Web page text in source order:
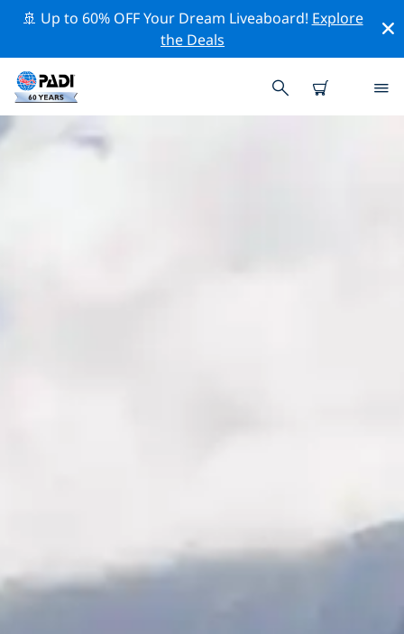
🚢 Up to 60% OFF Your Dream Liveaboard! Explore
the Deals